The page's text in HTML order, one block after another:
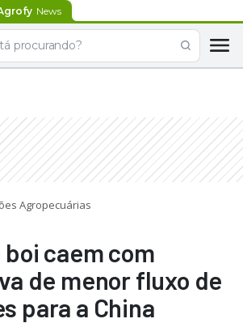
News
Agropecuárias
caem com
de menor fluxo de
para a China